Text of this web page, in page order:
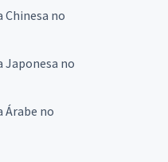
Chinesa no
Japonesa no
Árabe no